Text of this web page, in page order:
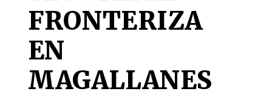
FRONTERIZA
EN
MAGALLANES